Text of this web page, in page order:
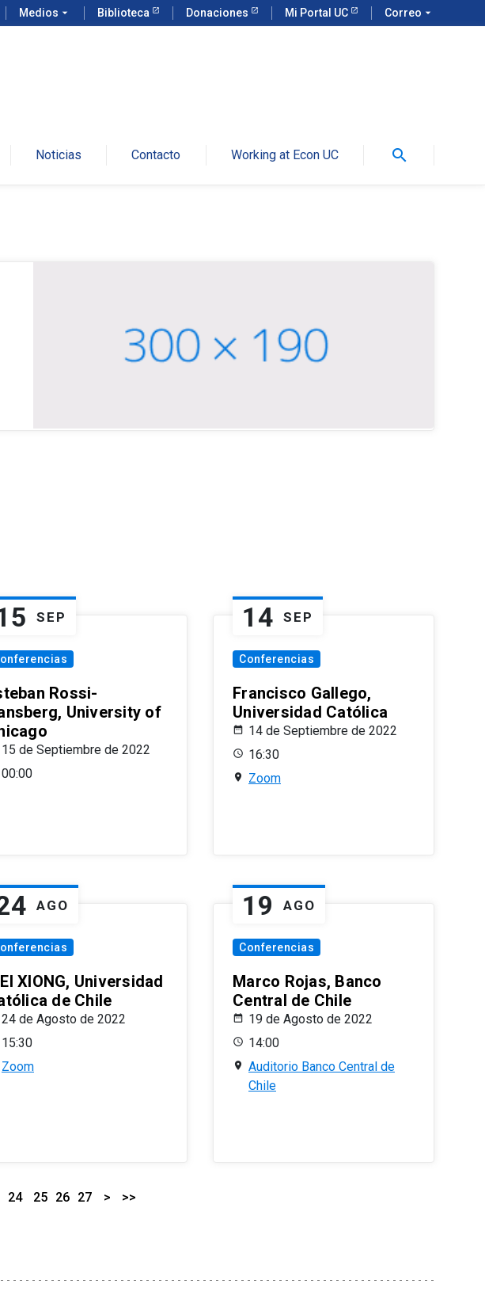
Medios arrow_drop_down Biblioteca Donaciones Mi Portal UC Correo arrow_drop_down
Noticias Contacto Working at Econ UC search
SEP
Rossi-
University of
15 de Septiembre de 2022
00:00
14 SEP
Conferencias
Francisco Gallego,
Universidad Católica
14 de Septiembre de 2022
16:30
Zoom
AGO
XIONG, Universidad
de Chile
24 de Agosto de 2022
15:30
Zoom
19 AGO
Conferencias
Marco Rojas, Banco
Central de Chile
19 de Agosto de 2022
14:00
Auditorio Banco Central de
Chile
24 25 26 27 > >>